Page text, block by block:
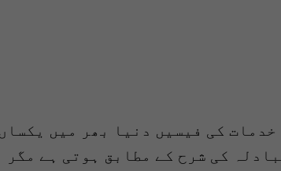
کی فیسیں دنیا بھر میں یکساں
کی شرح کے مطابق ہوتی ہے مگر